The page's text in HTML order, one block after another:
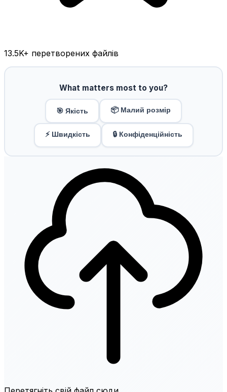
13.5K+ перетворених файлів
What matters most to you?
🎯 Якість 📦 Малий розмір
⚡ Швидкість 🔒 Конфіденційність